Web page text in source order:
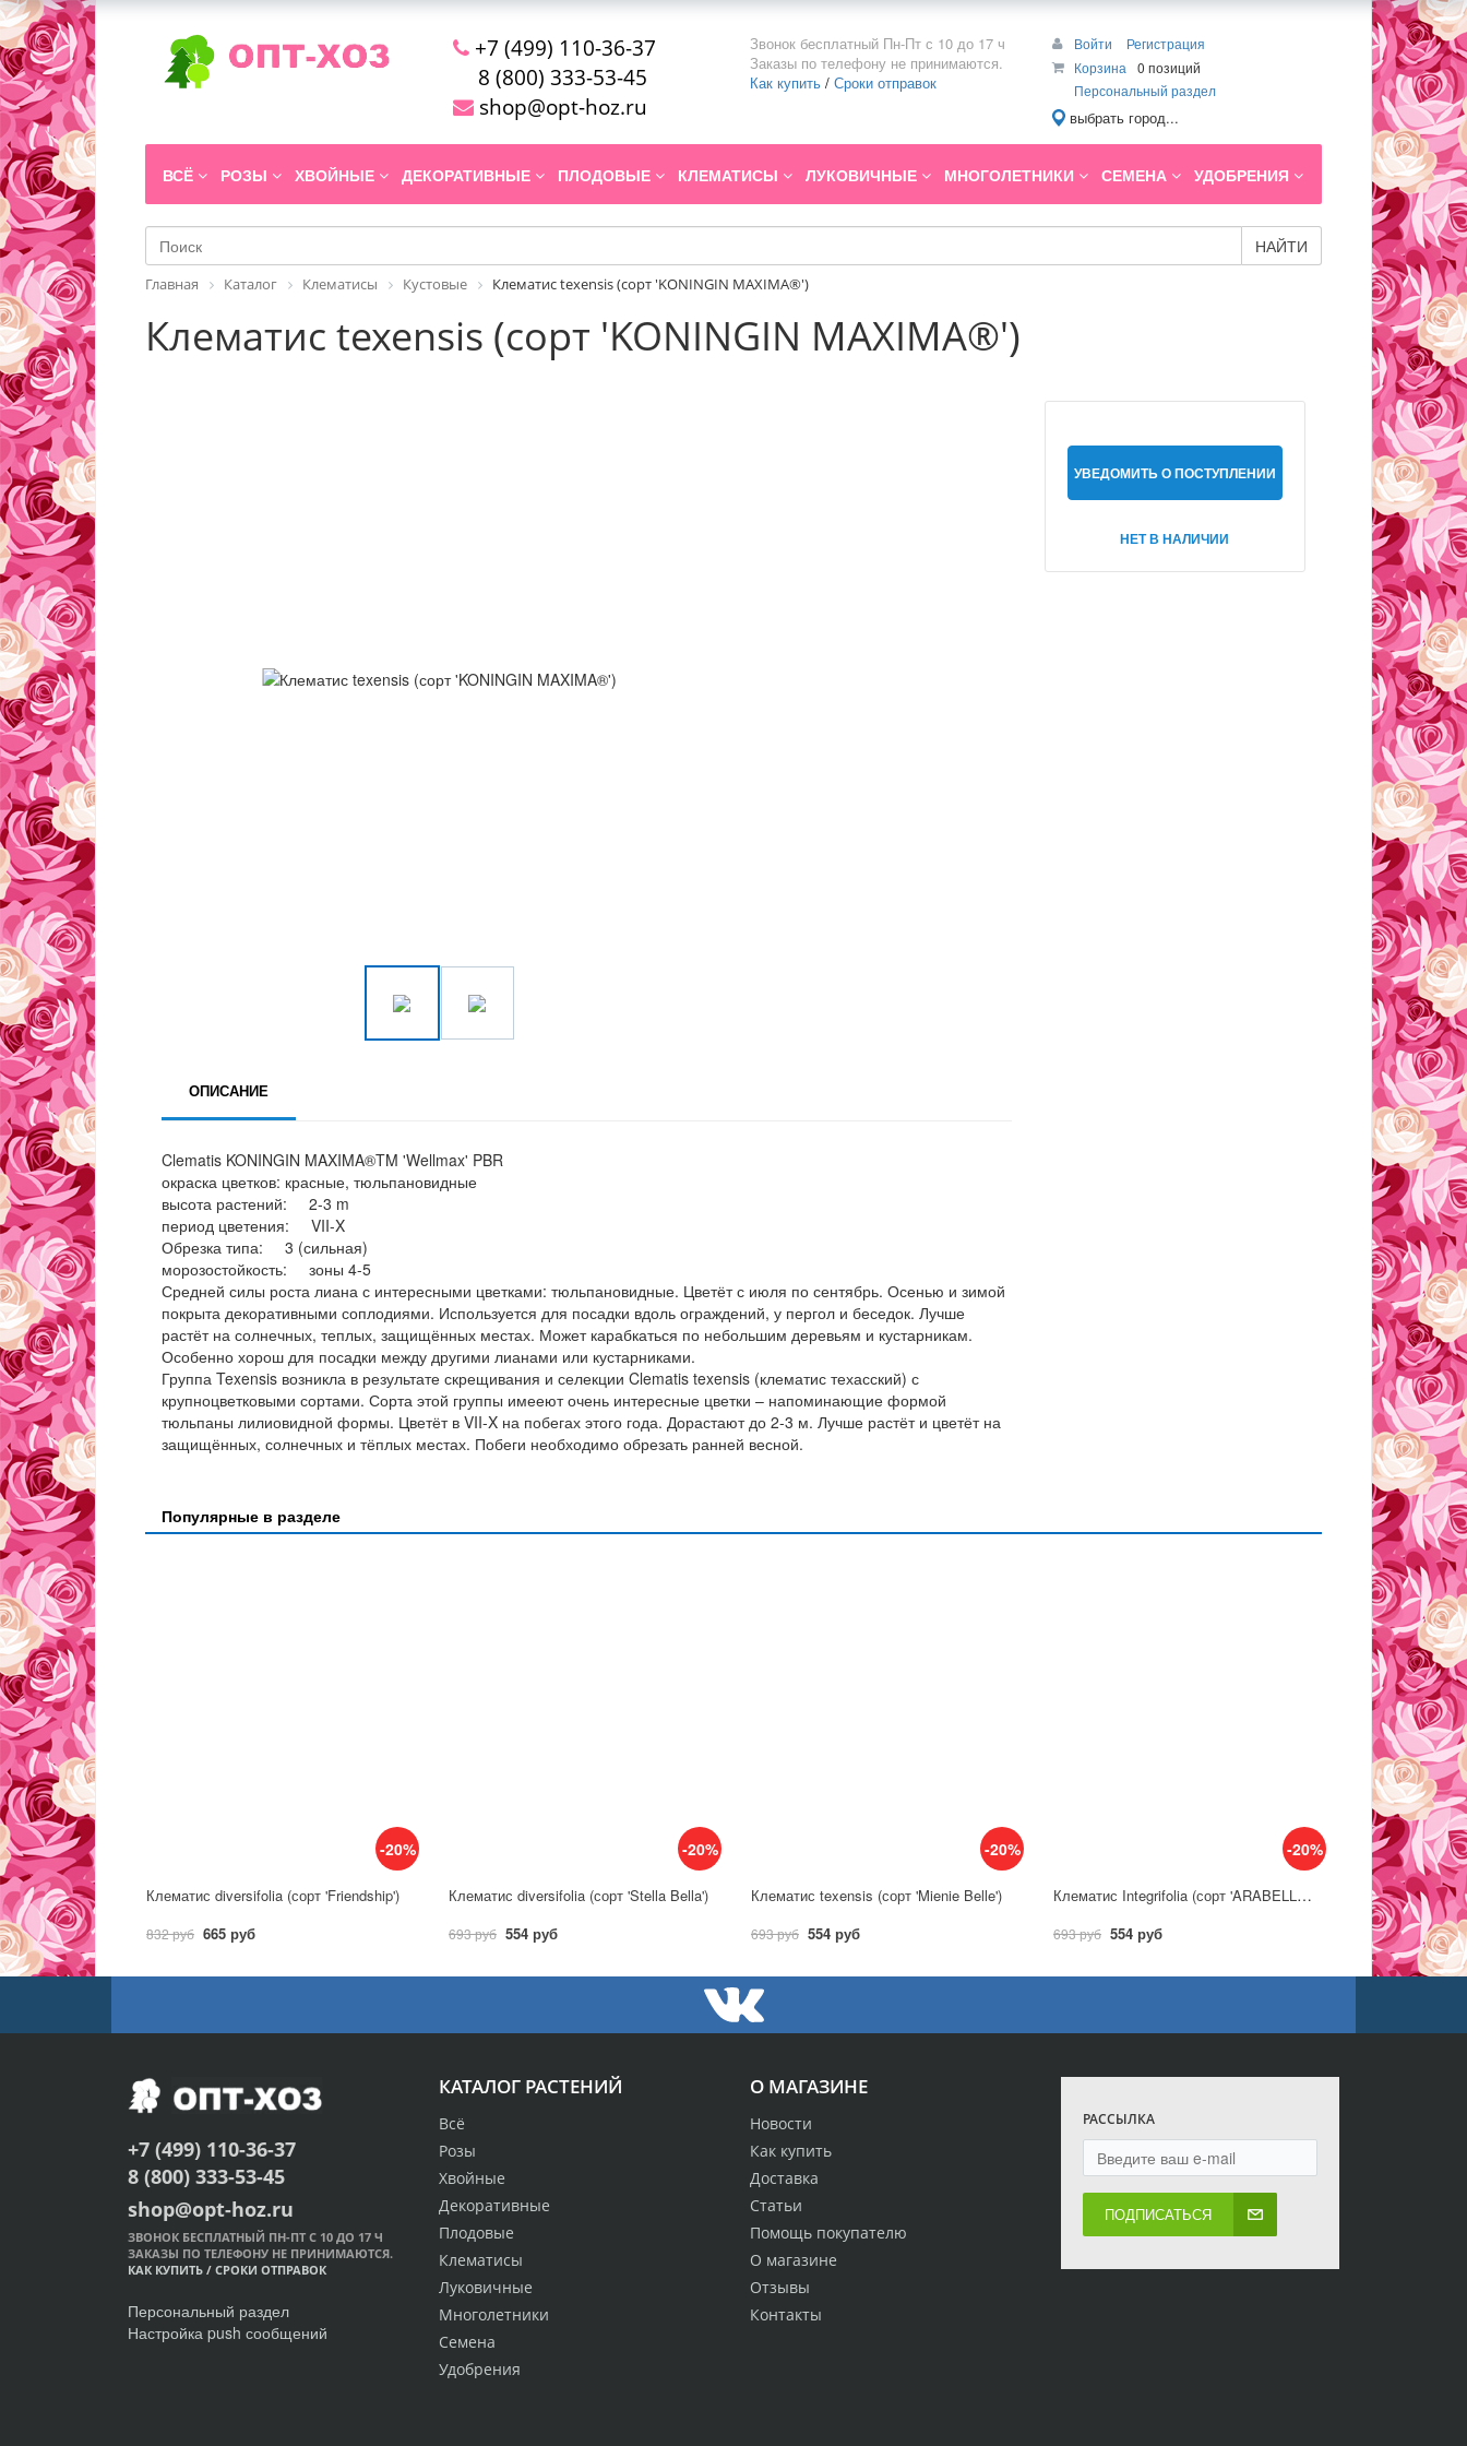
+7 (499) 110-36-37
8 (800) 333-53-45
shop@opt-hoz.ru
Звонок бесплатный Пн-Пт с 10 до 17 ч
Заказы по телефону не принимаются.
Как купить / Сроки отправок
Войти
Регистрация
Корзина
0 позиций
Персональный раздел
выбрать город...
ВСЁ РОЗЫ ХВОЙНЫЕ ДЕКОРАТИВНЫЕ ПЛОДОВЫЕ КЛЕМАТИСЫ ЛУКОВИЧНЫЕ МНОГОЛЕТНИКИ СЕМЕНА УДОБРЕНИЯ
НАЙТИ
Главная Каталог Клематисы Кустовые Клематис texensis (сорт 'KONINGIN MAXIMA®')
Клематис texensis (сорт 'KONINGIN MAXIMA®')
УВЕДОМИТЬ О ПОСТУПЛЕНИИ
НЕТ В НАЛИЧИИ
ОПИСАНИЕ
Clematis KONINGIN MAXIMA®TM 'Wellmax' PBR
окраска цветков: красные, тюльпановидные
высота растений: 2-3 m
период цветения: VII-X
Обрезка типа: 3 (сильная)
морозостойкость: зоны 4-5
Средней силы роста лиана с интересными цветками: тюльпановидные. Цветёт с июля по сентябрь. Осенью и зимой
покрыта декоративными соплодиями. Используется для посадки вдоль ограждений, у пергол и беседок. Лучше
растёт на солнечных, теплых, защищённых местах. Может карабкаться по небольшим деревьям и кустарникам.
Особенно хорош для посадки между другими лианами или кустарниками.
Группа Texensis возникла в результате скрещивания и селекции Clematis texensis (клематис техасский) с
крупноцветковыми сортами. Сорта этой группы имееют очень интересные цветки – напоминающие формой
тюльпаны лилиовидной формы. Цветёт в VII-X на побегах этого года. Дорастают до 2-3 м. Лучше растёт и цветёт на
защищённых, солнечных и тёплых местах. Побеги необходимо обрезать ранней весной.
Популярные в разделе
-20%
Клематис diversifolia (сорт 'Friendship')
832 руб 665 руб
-20%
Клематис diversifolia (сорт 'Stella Bella')
693 руб 554 руб
-20%
Клематис texensis (сорт 'Mienie Belle')
693 руб 554 руб
-20%
Клематис Integrifolia (сорт 'ARABELLA WHITE')
693 руб 554 руб
О МАГАЗИНЕ
Новости
Как купить
Доставка
Статьи
Помощь покупателю
О магазине
Отзывы
Контакты
КАТАЛОГ РАСТЕНИЙ
Всё
Розы
Хвойные
Декоративные
Плодовые
Клематисы
Луковичные
Многолетники
Семена
Удобрения
РАССЫЛКА
ПОДПИСАТЬСЯ
+7 (499) 110-36-37
8 (800) 333-53-45
shop@opt-hoz.ru
ЗВОНОК БЕСПЛАТНЫЙ ПН-ПТ С 10 ДО 17 Ч
ЗАКАЗЫ ПО ТЕЛЕФОНУ НЕ ПРИНИМАЮТСЯ.
КАК КУПИТЬ / СРОКИ ОТПРАВОК
Персональный раздел
Настройка push сообщений